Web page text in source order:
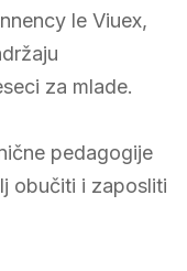
le Viuex,
za mlade.
pedagogije
obučiti i zaposliti